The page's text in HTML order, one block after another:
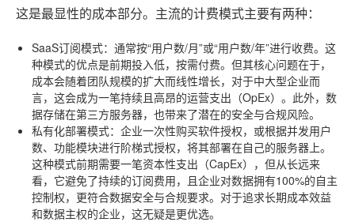
这是最显性的成本部分。主流的计费模式主要有两种：
SaaS订阅模式：通常按“用户数/月”或“用户数/年”进行收费。这
种模式的优点是前期投入低，按需付费。但其核心问题在于，
成本会随着团队规模的扩大而线性增长，对于中大型企业而
言，这会成为一笔持续且高昂的运营支出（OpEx）。此外，数
据存储在第三方服务器，也带来了潜在的安全与合规风险。
私有化部署模式：企业一次性购买软件授权，或根据并发用户
数、功能模块进行阶梯式授权，将其部署在自己的服务器上。
这种模式前期需要一笔资本性支出（CapEx），但从长远来
看，它避免了持续的订阅费用，且企业对数据拥有100%的自主
控制权，更符合数据安全与合规要求。对于追求长期成本效益
和数据主权的企业，这无疑是更优选。